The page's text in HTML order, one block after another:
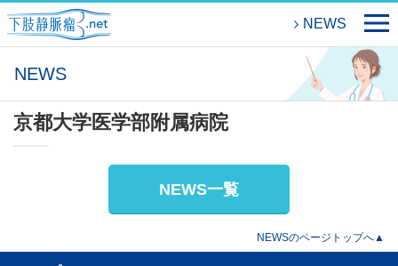
NEWS
NEWS
京都大学医学部附属病院
NEWS一覧
NEWSのページトップへ▲